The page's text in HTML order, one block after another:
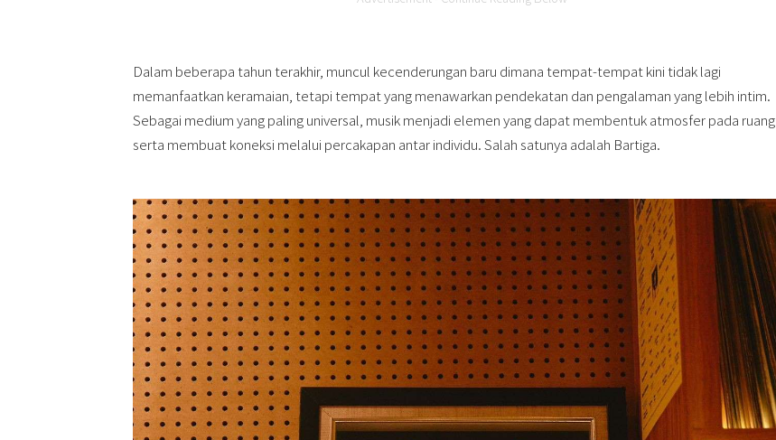
Dalam beberapa tahun terakhir, muncul kecenderungan baru dimana tempat-tempat kini tidak lagi
memanfaatkan keramaian, tetapi tempat yang menawarkan pendekatan dan pengalaman yang lebih intim.
Sebagai medium yang paling universal, musik menjadi elemen yang dapat membentuk atmosfer pada ruang
serta membuat koneksi melalui percakapan antar individu. Salah satunya adalah Bartiga.